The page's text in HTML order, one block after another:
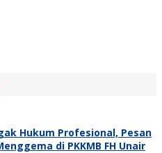
Hukum Profesional, Pesan
di PKKMB FH Unair